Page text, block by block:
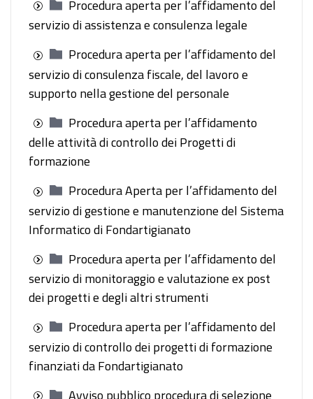
Procedura aperta per l’affidamento del
servizio di assistenza e consulenza legale
Procedura aperta per l’affidamento del
servizio di consulenza fiscale, del lavoro e
supporto nella gestione del personale
Procedura aperta per l’affidamento
delle attività di controllo dei Progetti di
formazione
Procedura Aperta per l’affidamento del
servizio di gestione e manutenzione del Sistema
Informatico di Fondartigianato
Procedura aperta per l’affidamento del
servizio di monitoraggio e valutazione ex post
dei progetti e degli altri strumenti
Procedura aperta per l’affidamento del
servizio di controllo dei progetti di formazione
finanziati da Fondartigianato
Avviso pubblico procedura di selezione